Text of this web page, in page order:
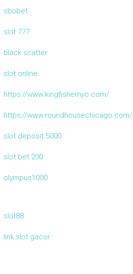
sbobet
slot 777
black scatter
slot online
https://www.kingfishernyc.com/
https://www.roundhousechicago.com/
slot deposit 5000
slot bet 200
olympus1000
slot88
link slot gacor